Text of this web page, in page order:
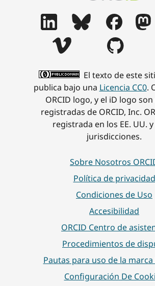
El texto de este
publica bajo una Licencia CC0.
ORCID logo, y el iD logo
registradas de ORCID, Inc.
registrada en los EE. UU.
jurisdicciones.
Sobre Nosotros
Política de privacidad
Condiciones de Uso
Accesibilidad
ORCID Centro de
Procedimientos de
Pautas para uso de la
Configuración De